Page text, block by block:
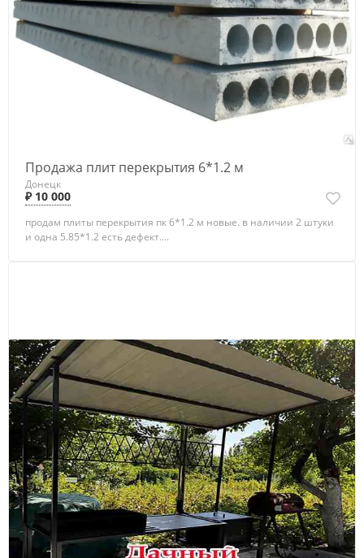
Продажа плит перекрытия 6*1.2 м
Донецк
₽ 10 000
продам плиты перекрытия пк 6*1.2 м новые. в наличии 2 штуки
и одна 5.85*1.2 есть дефект....